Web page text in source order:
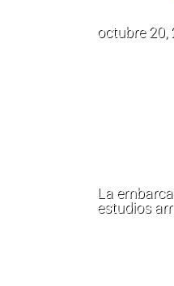
octubre 20,
La
estudios